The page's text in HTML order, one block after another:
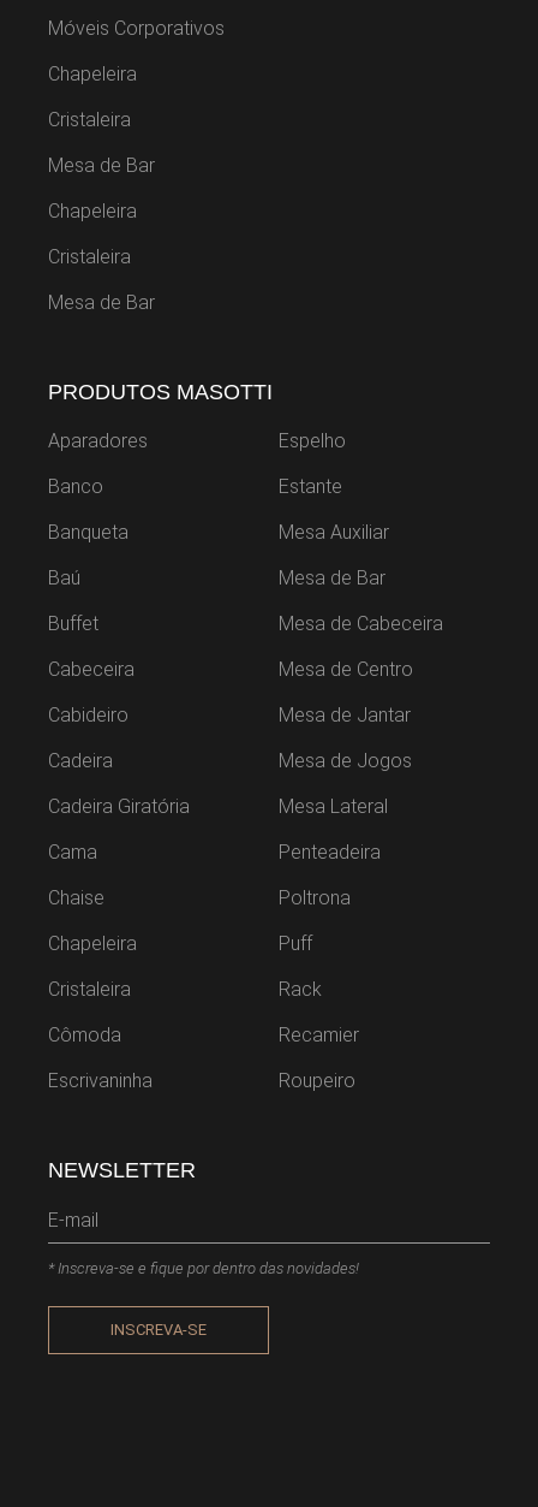
Móveis Corporativos
Chapeleira
Cristaleira
Mesa de Bar
Chapeleira
Cristaleira
Mesa de Bar
PRODUTOS MASOTTI
Aparadores
Banco
Banqueta
Baú
Buffet
Cabeceira
Cabideiro
Cadeira
Cadeira Giratória
Cama
Chaise
Chapeleira
Cristaleira
Cômoda
Escrivaninha
Espelho
Estante
Mesa Auxiliar
Mesa de Bar
Mesa de Cabeceira
Mesa de Centro
Mesa de Jantar
Mesa de Jogos
Mesa Lateral
Penteadeira
Poltrona
Puff
Rack
Recamier
Roupeiro
NEWSLETTER
* Inscreva-se e fique por dentro das novidades!
INSCREVA-SE